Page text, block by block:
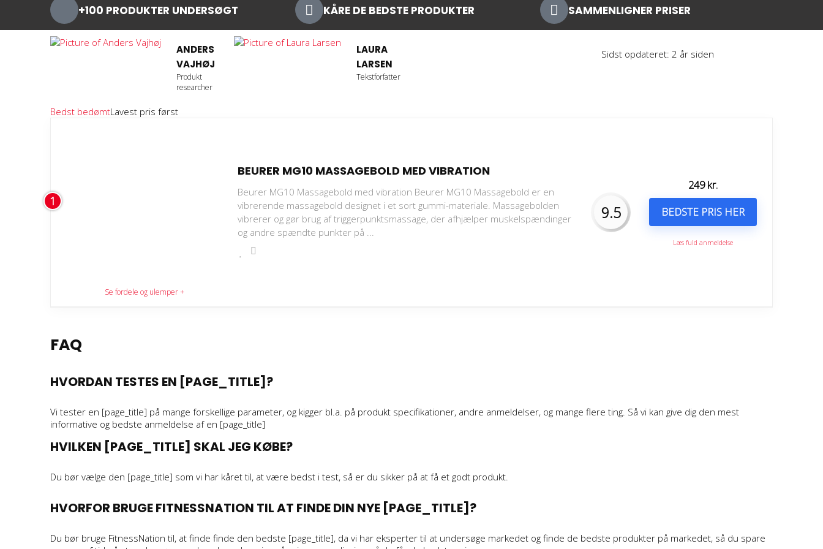
+100 PRODUKTER UNDERSØGT KÅRE DE BEDSTE PRODUKTER SAMMENLIGNER PRISER
ANDERS
VAJHØJ
Produkt
researcher
LAURA
LARSEN
Tekstforfatter
Sidst opdateret: 2 år siden
Bedst bedømtLavest pris først
1
Se fordele og ulemper +
BEURER MG10 MASSAGEBOLD MED VIBRATION
Beurer MG10 Massagebold med vibration Beurer MG10 Massagebold er en
vibrerende massagebold designet i et sort gummi-materiale. Massagebolden
vibrerer og gør brug af triggerpunktsmassage, der afhjælper muskelspændinger
og andre spændte punkter på ...
9.5
249kr.
BEDSTE PRIS HER
Læs fuld anmeldelse
Giver en god trigger punktsmassage
FAQ
HVORDAN TESTES EN [PAGE_TITLE]?
Vi tester en [page_title] på mange forskellige parameter, og kigger bl.a. på produkt specifikationer, andre anmeldelser, og mange flere ting. Så vi kan give dig den mest
informative og bedste anmeldelse af en [page_title]
HVILKEN [PAGE_TITLE] SKAL JEG KØBE?
Du bør vælge den [page_title] som vi har kåret til, at være bedst i test, så er du sikker på at få et godt produkt.
HVORFOR BRUGE FITNESSNATION TIL AT FINDE DIN NYE [PAGE_TITLE]?
Du bør bruge FitnessNation til, at finde finde den bedste [page_title], da vi har eksperter til at undersøge markedet og finde de bedste produkter på markedet, så du spare